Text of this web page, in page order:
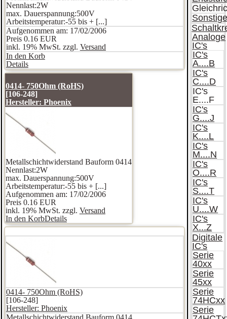
Nennlast:2W
max. Dauerspannung:500V
Arbeitstemperatur:-55 bis + [...]
Aufgenommen am: 17/02/2006
Preis 0.16 EUR
inkl. 19% MwSt. zzgl. Versand
In den Korb
Details
0414- 750Ohm (RoHS)
[106-248]
Hersteller: Phoenix
Metallschichtwiderstand Bauform 0414
Nennlast:2W
max. Dauerspannung:500V
Arbeitstemperatur:-55 bis + [...]
Aufgenommen am: 17/02/2006
Preis 0.16 EUR
inkl. 19% MwSt. zzgl. Versand
In den KorbDetails
0414- 750Ohm (RoHS)
[106-248]
Hersteller: Phoenix
Metallschichtwiderstand Bauform 0414
Analoge
IC's
IC's
A....B
IC's
C....D
IC's
E....F
IC's
G....J
IC's
K....L
IC's
M....N
IC's
O....R
IC's
S....T
IC's
U....W
IC's
X...Z
Digitale
IC's
Serie
40xx
Serie
45xx
Serie
74HCxx
Serie